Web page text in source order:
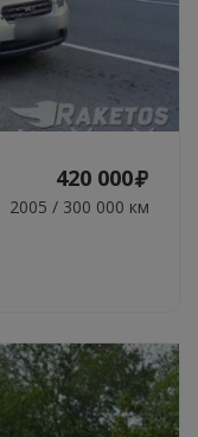
420 000
2005 / 300 000 км